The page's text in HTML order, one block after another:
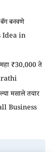
बनवणे
Idea in
₹30,000 ते
मसाले तयार
Business